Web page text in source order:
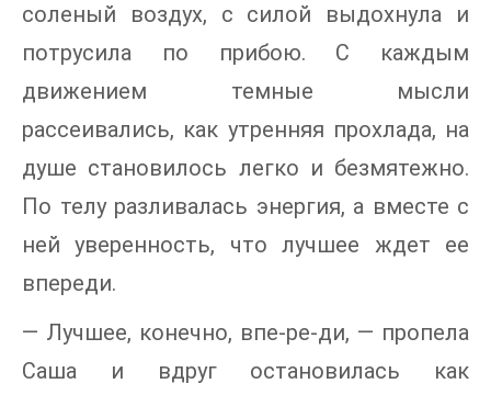
соленый воздух, с силой выдохнула и
потрусила по прибою. С каждым
движением темные мысли
рассеивались, как утренняя прохлада, на
душе становилось легко и безмятежно.
По телу разливалась энергия, а вместе с
ней уверенность, что лучшее ждет ее
впереди.
— Лучшее, конечно, впе-ре-ди, — пропела
Саша и вдруг остановилась как